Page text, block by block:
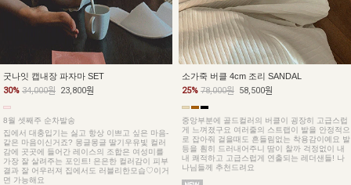
굿나잇 캡내장 파자마 SET
30% 34,000원 23,800원
8월 셋째주 순차발송
집에서 대충입기는 싫고 항상 이쁘고 싶은 마음-
같은 마음이신거죠? 몽글몽글 딸기우유빛 컬러
감에 곳곳에 들어간 레이스의 조합은 여성미를
가장 잘 살려주는 포인트! 은은한 컬러감이 피부
결과 잘 어우러져 집에서도 러블리한모습♡이거
면 가능해요
소가죽 버클 4cm 조리 SANDAL
25% 78,000원 58,500원
중앙부분에 골드컬러의 버클이 굉장히 고급스럽
게 느껴졌구요 여러줄의 스트랩이 발을 안정적으
로 잡아줘 걸을때도 흔들림없는 착용감이예요 발
등을 훤히 드러내어주니 땀이 찰까 걱정없이 내
내 쾌적하고 고급스럽게 연출되는 레더샌들! 나
나님들께 추천드려요